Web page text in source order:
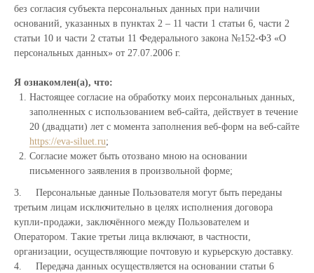
без согласия субъекта персональных данных при наличии
оснований, указанных в пунктах 2 – 11 части 1 статьи 6, части 2
статьи 10 и части 2 статьи 11 Федерального закона №152-ФЗ «О
персональных данных» от 27.07.2006 г.
Я ознакомлен(а), что:
Настоящее согласие на обработку моих персональных данных,
заполненных с использованием веб-сайта, действует в течение
20 (двадцати) лет с момента заполнения веб-форм на веб-сайте
https://eva-siluet.ru;
Согласие может быть отозвано мною на основании
письменного заявления в произвольной форме;
3. Персональные данные Пользователя могут быть переданы
третьим лицам исключительно в целях исполнения договора
купли-продажи, заключённого между Пользователем и
Оператором. Такие третьи лица включают, в частности,
организации, осуществляющие почтовую и курьерскую доставку.
4. Передача данных осуществляется на основании статьи 6